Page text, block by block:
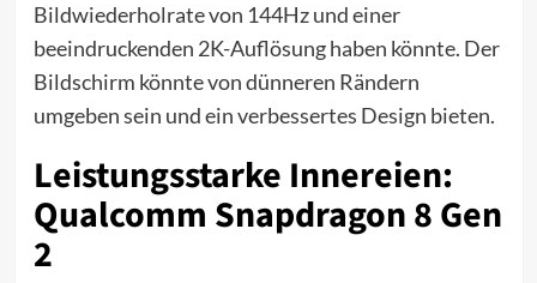
Bildwiederholrate von 144Hz und einer
beeindruckenden 2K-Auflösung haben könnte. Der
Bildschirm könnte von dünneren Rändern
umgeben sein und ein verbessertes Design bieten.
Leistungsstarke Innereien:
Qualcomm Snapdragon 8 Gen
2